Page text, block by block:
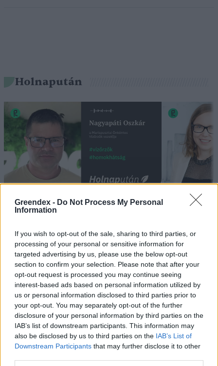
Greendex - Do Not Process My Personal
Information
If you wish to opt-out of the sale, sharing to third parties, or
processing of your personal or sensitive information for
targeted advertising by us, please use the below opt-out
section to confirm your selection. Please note that after your
opt-out request is processed you may continue seeing
interest-based ads based on personal information utilized by
us or personal information disclosed to third parties prior to
your opt-out. You may separately opt-out of the further
disclosure of your personal information by third parties on the
IAB’s list of downstream participants. This information may
also be disclosed by us to third parties on the IAB’s List of
Downstream Participants that may further disclose it to other
Holnapután
„Mindegy már, hogy milyen
Holnapután
Greendex 55:58
A
Greendex
Cickafark – Az évezredek óta
ismert gyógynövény
EGÉSZSÉGÜNK Börzsey Barbara 1 perc